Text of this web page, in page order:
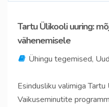
Tartu Ülikooli uuring:
vähenemisele
Ühingu tegemised,
Esindusliku valimiga Tartu
Vaikuseminutite